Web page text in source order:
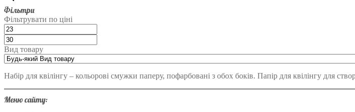
Фільтри
Фільтрувати по ціні
Вид товару
Набір для квілінгу – кольорові смужки паперу, пофарбовані з обох боків. Папір для квілінгу для
Меню сайту: